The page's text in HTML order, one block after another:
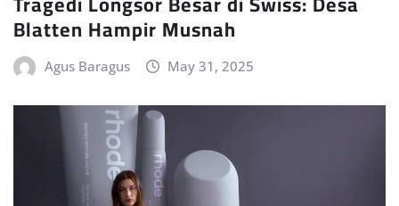
Blatten Hampir Musnah
Agus Baragus May 31, 2025